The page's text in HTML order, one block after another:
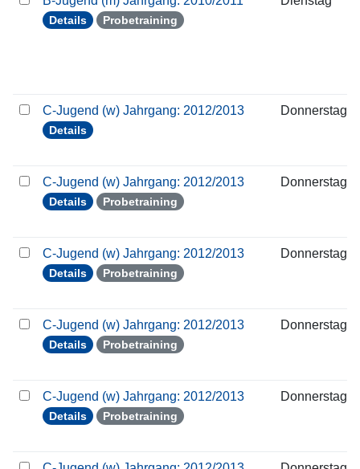
Details Probetraining
C-Jugend (w) Jahrgang: 2012/2013
Details
Donnerstag
C-Jugend (w) Jahrgang: 2012/2013
Details Probetraining
Donnerstag
C-Jugend (w) Jahrgang: 2012/2013
Details Probetraining
Donnerstag
C-Jugend (w) Jahrgang: 2012/2013
Details Probetraining
Donnerstag
C-Jugend (w) Jahrgang: 2012/2013
Details Probetraining
Donnerstag